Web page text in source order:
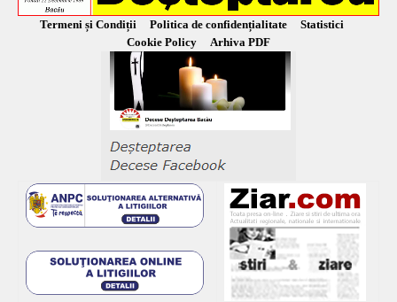
Termeni și Condiții Politica de confidențialitate
Statistici
Cookie Policy
Arhiva PDF